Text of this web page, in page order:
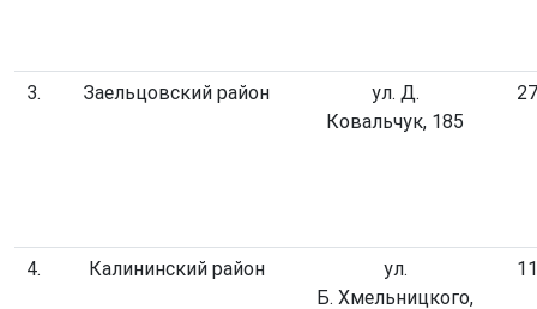
3. Заельцовский район
ул. Д.
Ковальчук, 185
4. Калининский район
ул.
Б. Хмельницкого,